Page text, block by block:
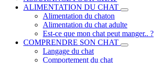
ALIMENTATION DU CHAT
Alimentation du chaton
Alimentation du chat adulte
Est-ce que mon chat peut manger.. ?
COMPRENDRE SON CHAT
Langage du chat
Comportement du chat